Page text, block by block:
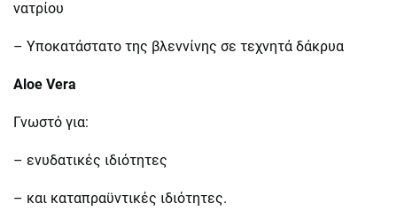
νατρίου
– Υποκατάστατο της βλεννίνης σε τεχνητά δάκρυα
Aloe Vera
Γνωστό για:
– ενυδατικές ιδιότητες
– και καταπραϋντικές ιδιότητες.